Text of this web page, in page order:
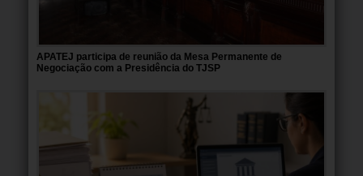
APATEJ participa de reunião da Mesa Permanente de
Negociação com a Presidência do TJSP